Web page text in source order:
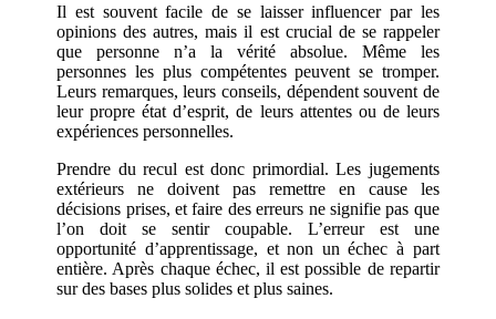
Il est souvent facile de se laisser influencer par les
opinions des autres, mais il est crucial de se rappeler
que personne n’a la vérité absolue. Même les
personnes les plus compétentes peuvent se tromper.
Leurs remarques, leurs conseils, dépendent souvent de
leur propre état d’esprit, de leurs attentes ou de leurs
expériences personnelles.
Prendre du recul est donc primordial. Les jugements
extérieurs ne doivent pas remettre en cause les
décisions prises, et faire des erreurs ne signifie pas que
l’on doit se sentir coupable. L’erreur est une
opportunité d’apprentissage, et non un échec à part
entière. Après chaque échec, il est possible de repartir
sur des bases plus solides et plus saines.